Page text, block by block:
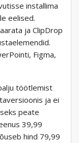
installima
eelised.
ja ClipDrop
Figma,
töötlemist
ja ei
peate
39,99
hind 79,99